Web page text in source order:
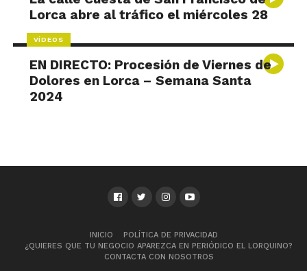
Lorca abre al tráfico el miércoles 28
VÍDEOS
EN DIRECTO: Procesión de Viernes de
Dolores en Lorca – Semana Santa
2024
INICIO
POLÍTICA DE PRIVACIDAD
¿QUIERES QUE TU NEGOCIO APAREZCA EN PERIÓDICO EL LORQUINO?
CONTACTA CON NOSOTROS